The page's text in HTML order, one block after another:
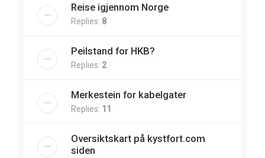
Reise igjennom Norge
Replies: 8
Peilstand for HKB?
Replies: 2
Merkestein for kabelgater
Replies: 11
Oversiktskart på kystfort.com
siden